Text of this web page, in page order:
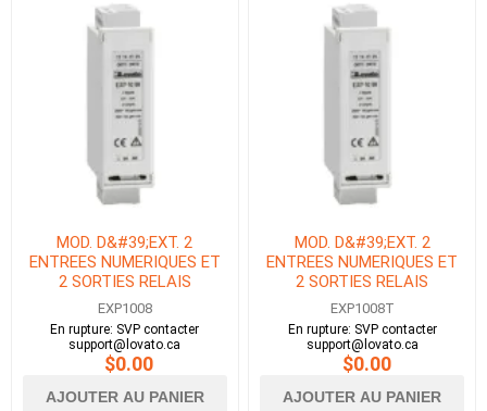
MOD. D&#39;EXT. 2
ENTREES NUMERIQUES ET
2 SORTIES RELAIS
EXP1008
En rupture: SVP contacter
support@lovato.ca
$0.00
AJOUTER AU PANIER
MOD. D&#39;EXT. 2
ENTREES NUMERIQUES ET
2 SORTIES RELAIS
TROPICALISE
EXP1008T
En rupture: SVP contacter
support@lovato.ca
$0.00
AJOUTER AU PANIER